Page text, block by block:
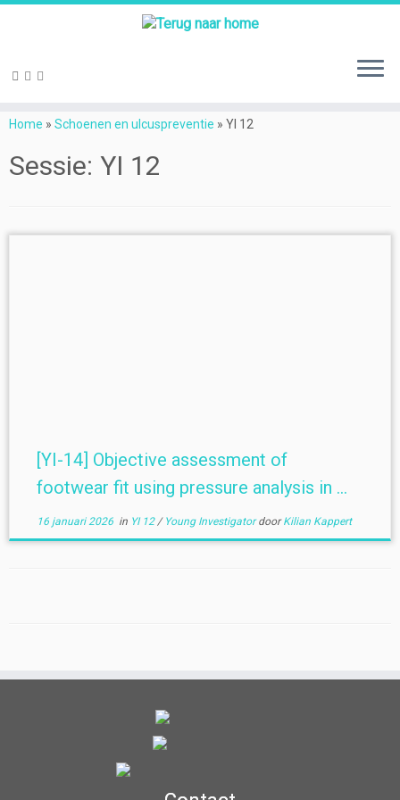
naarHome » Schoenen en ulcuspreventie » YI 12
Sessie: YI 12
[YI-14] Objective assessment of
footwear fit using pressure analysis in ...
16 januari 2026in YI 12/ Young InvestigatordoorKilian Kappert